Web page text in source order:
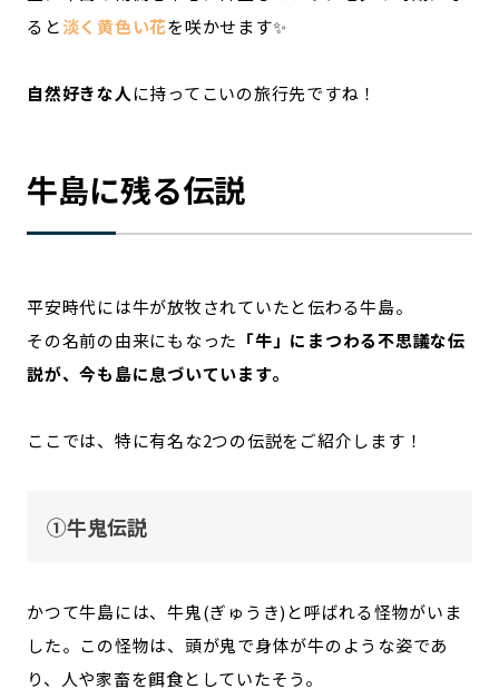
ると淡く黄色い花を咲かせます✨
自然好きな人 に持ってこいの旅行先ですね！
牛島に残る伝説
平安時代には牛が放牧されていたと伝わる牛島。
その名前の由来にもなった 「牛」にまつわる不思議な伝
説が、今も島に息づいています。
ここでは、特に有名な2つの伝説をご紹介します！
①牛鬼伝説
かつて牛島には、牛鬼(ぎゅうき)と呼ばれる怪物がいま
した。この怪物は、頭が鬼で身体が牛のような姿であ
り、人や家畜を餌食としていたそう。